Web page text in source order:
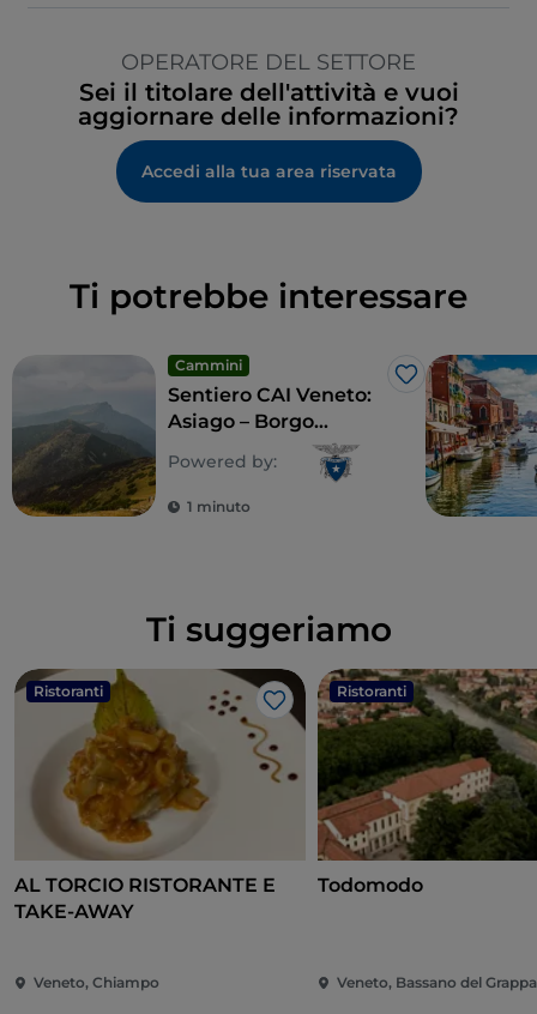
OPERATORE DEL SETTORE
Sei il titolare dell'attività e vuoi
aggiornare delle informazioni?
Accedi alla tua area riservata
Ti potrebbe interessare
Cammini
Like
Sentiero CAI Veneto:
Asiago – Borgo
Powered by:
1 minuto
Ti suggeriamo
Ristoranti
Like
AL TORCIO RISTORANTE E
TAKE-AWAY
Veneto, Chiampo
Ristoranti
Todomodo
Veneto, Bassano del Grappa